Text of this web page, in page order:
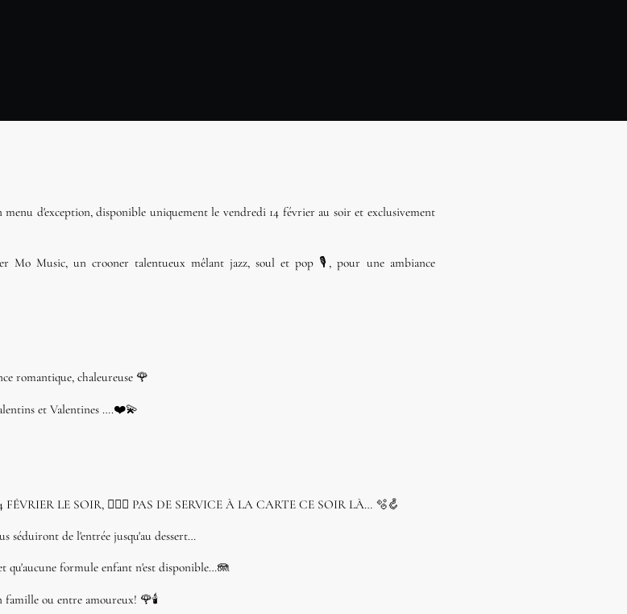
menu d'exception, disponible uniquement le vendredi 14 février au soir et exclusivement
Mo Music, un crooner talentueux mêlant jazz, soul et pop 🎙️, pour une ambiance
romantique, chaleureuse 🌹
et Valentines ….❤️💫
LE SOIR, 🧏🏻‍♂️ PAS DE SERVICE À LA CARTE CE SOIR LÀ… 🫧🪝
séduiront de l'entrée jusqu'au dessert…
qu'aucune formule enfant n'est disponible…🪼
famille ou entre amoureux! 🌹🕯️